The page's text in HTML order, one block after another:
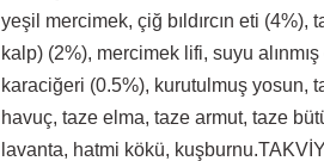
yeşil mercimek, çiğ bıldırcın eti (4%),
kalp) (2%), mercimek lifi, suyu
karaciğeri (0.5%), kurutulmuş yosun,
havuç, taze elma, taze armut, taze
lavanta, hatmi kökü,